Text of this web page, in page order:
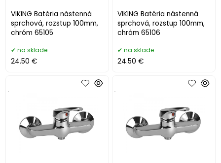
VIKING Batéria nástenná
sprchová, rozstup 100mm,
chróm 65105
na sklade
24.50 €
VIKING Batéria nástenná
sprchová, rozstup 100mm,
chróm 65106
na sklade
24.50 €
. .